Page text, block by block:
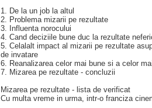
1. De la un job la altul
2. Problema mizarii pe rezultate
3. Influenta norocului
4. Cand deciziile bune duc la rezultate
5. Celalalt impact al mizarii pe rezultate
de invatare
6. Reanalizarea celor mai bune si a celor
7. Mizarea pe rezultate - concluzii
Mizarea pe rezultate - lista de verificat
Cu multa vreme in urma, intr-o franciza